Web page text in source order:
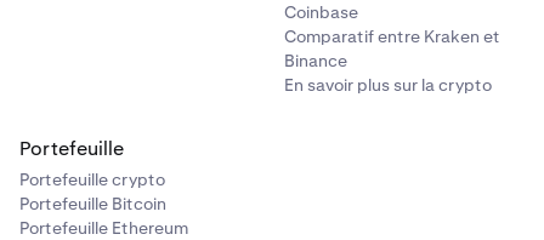
Coinbase
Comparatif entre Kraken et
Binance
En savoir plus sur la crypto
Portefeuille
Portefeuille crypto
Portefeuille Bitcoin
Portefeuille Ethereum